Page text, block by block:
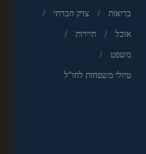
בריאות צדק חברתי
אוכל תיירות
משפט
טיולי משפחות לחו"ל